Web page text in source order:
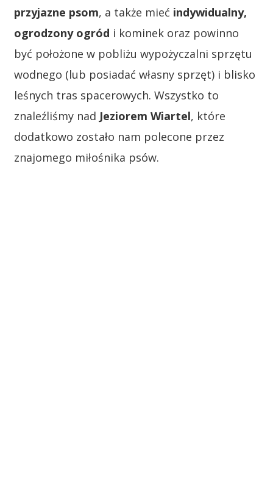
przyjazne psom, a także mieć indywidualny,
ogrodzony ogród i kominek oraz powinno
być położone w pobliżu wypożyczalni sprzętu
wodnego (lub posiadać własny sprzęt) i blisko
leśnych tras spacerowych. Wszystko to
znaleźliśmy nad Jeziorem Wiartel, które
dodatkowo zostało nam polecone przez
znajomego miłośnika psów.